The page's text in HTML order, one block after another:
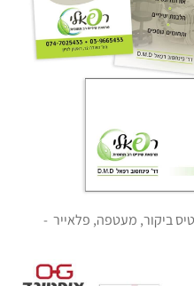
ביקור, מעטפה, פלאייר -